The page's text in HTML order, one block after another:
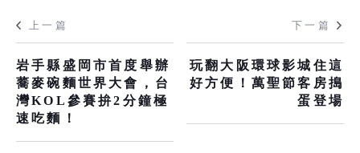
上一篇
岩手縣盛岡市首度舉辦
蕎麥碗麵世界大會，台
灣KOL參賽拚2分鐘極
速吃麵！
下一篇
玩翻大阪環球影城住這
好方便！萬聖節客房搗
蛋登場